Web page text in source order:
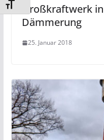
Schrift vergrößern
Großkraftwerk
Dämmerung
25. Januar 2018